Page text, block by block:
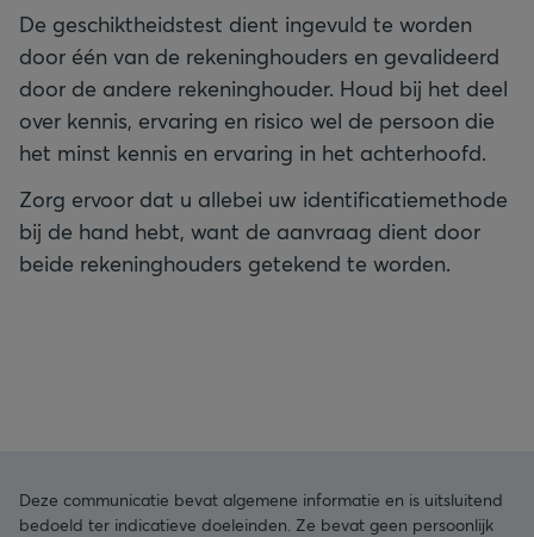
De geschiktheidstest dient ingevuld te worden
door één van de rekeninghouders en gevalideerd
door de andere rekeninghouder. Houd bij het deel
over kennis, ervaring en risico wel de persoon die
het minst kennis en ervaring in het achterhoofd.
Zorg ervoor dat u allebei uw identificatiemethode
bij de hand hebt, want de aanvraag dient door
beide rekeninghouders getekend te worden.
Deze communicatie bevat algemene informatie en is uitsluitend
bedoeld ter indicatieve doeleinden. Ze bevat geen persoonlijk